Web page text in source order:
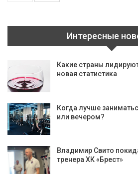
Интересные
Какие страны
новая статистика
Когда лучше
или вечером?
Владимир Свито
тренера ХК «Брест»